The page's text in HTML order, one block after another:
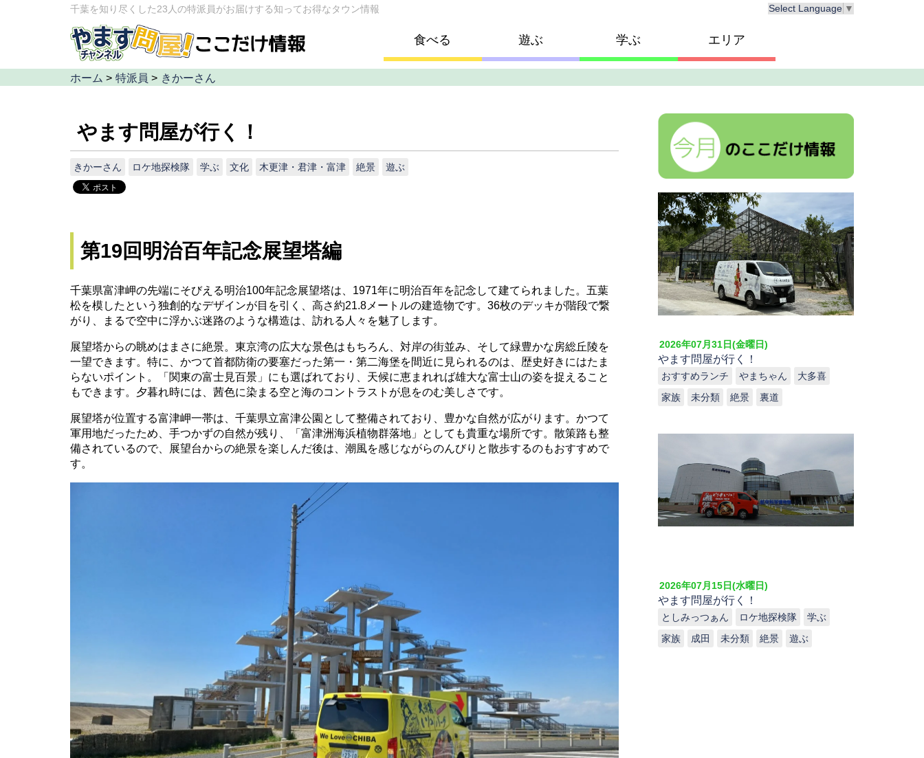
千葉を知り尽くした23人の特派員がお届けする知ってお得なタウン情報 Select Language ▼
食べる 遊ぶ 学ぶ エリア
ホーム > 特派員 > きかーさん
やます問屋が行く！
きかーさん ロケ地探検隊 学ぶ 文化 木更津・君津・富津 絶景 遊ぶ
第19回明治百年記念展望塔編
千葉県富津岬の先端にそびえる明治100年記念展望塔は、1971年に明治百年を記念して建てられました。五葉
松を模したという独創的なデザインが目を引く、高さ約21.8メートルの建造物です。36枚のデッキが階段で繋
がり、まるで空中に浮かぶ迷路のような構造は、訪れる人々を魅了します。
展望塔からの眺めはまさに絶景。東京湾の広大な景色はもちろん、対岸の街並み、そして緑豊かな房総丘陵を
一望できます。特に、かつて首都防衛の要塞だった第一・第二海堡を間近に見られるのは、歴史好きにはたま
らないポイント。「関東の富士見百景」にも選ばれており、天候に恵まれれば雄大な富士山の姿を捉えること
もできます。夕暮れ時には、茜色に染まる空と海のコントラストが息をのむ美しさです。
展望塔が位置する富津岬一帯は、千葉県立富津公園として整備されており、豊かな自然が広がります。かつて
軍用地だったため、手つかずの自然が残り、「富津洲海浜植物群落地」としても貴重な場所です。散策路も整
備されているので、展望台からの絶景を楽しんだ後は、潮風を感じながらのんびりと散歩するのもおすすめで
す。
2026年07月31日(金曜日)
やます問屋が行く！
おすすめランチ やまちゃん
大多喜
家族
未分類 絶景 裏道
2026年07月15日(水曜日)
やます問屋が行く！
としみっつぁん ロケ地探検隊
学ぶ
家族
成田 未分類 絶景 遊ぶ